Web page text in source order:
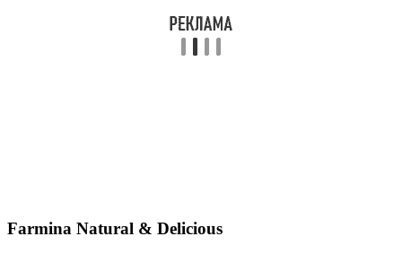
Farmina Natural & Delicious